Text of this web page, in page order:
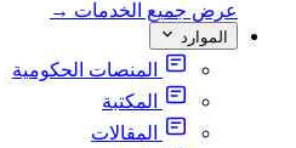
عرض جميع الخدمات →
الموارد
المنصات الحكومية
المكتبة
المقالات